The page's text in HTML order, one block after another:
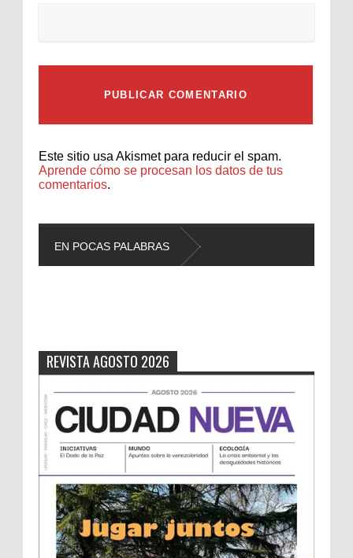
Este sitio usa Akismet para reducir el spam.
Aprende cómo se procesan los datos de tus
comentarios.
EN POCAS PALABRAS
REVISTA AGOSTO 2026